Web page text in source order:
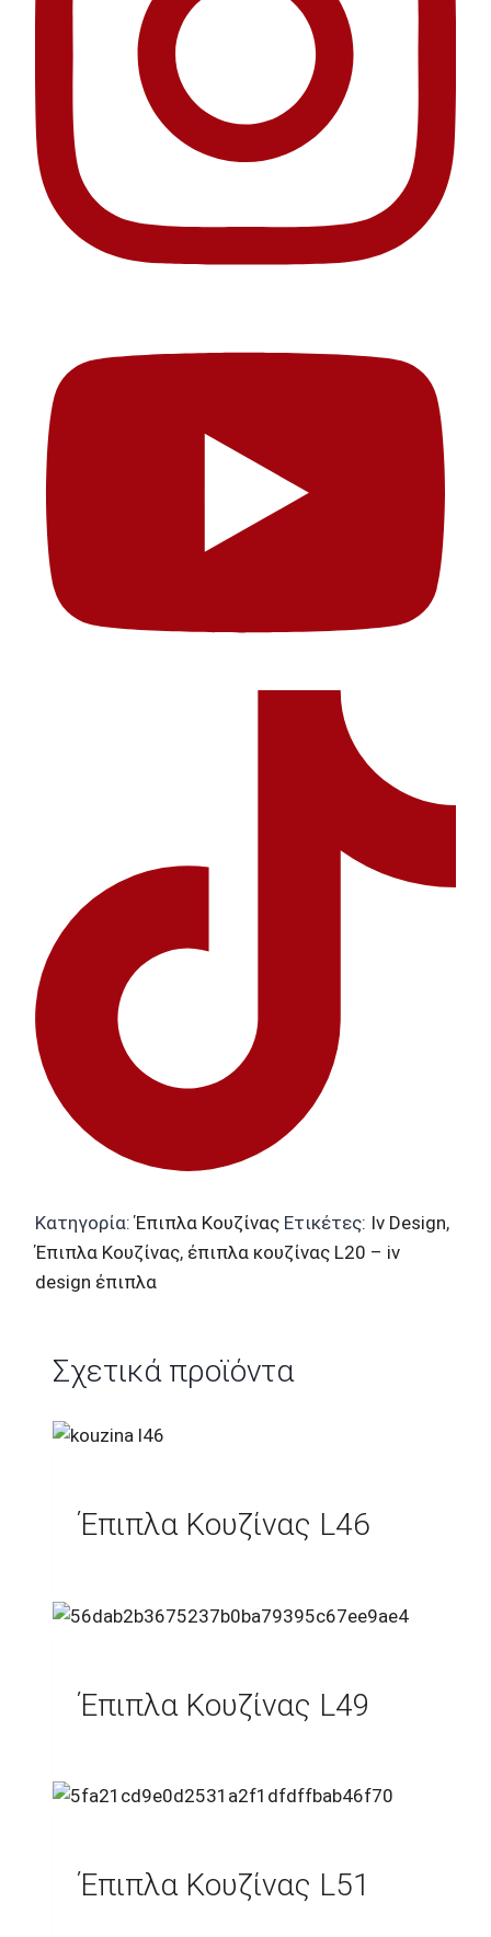
Κατηγορία:Έπιπλα Κουζίνας Ετικέτες: Iv Design,
Έπιπλα Κουζίνας, έπιπλα κουζίνας L20 – iv
design έπιπλα
Σχετικά προϊόντα
Έπιπλα Κουζίνας L46
Έπιπλα Κουζίνας L49
Έπιπλα Κουζίνας L51